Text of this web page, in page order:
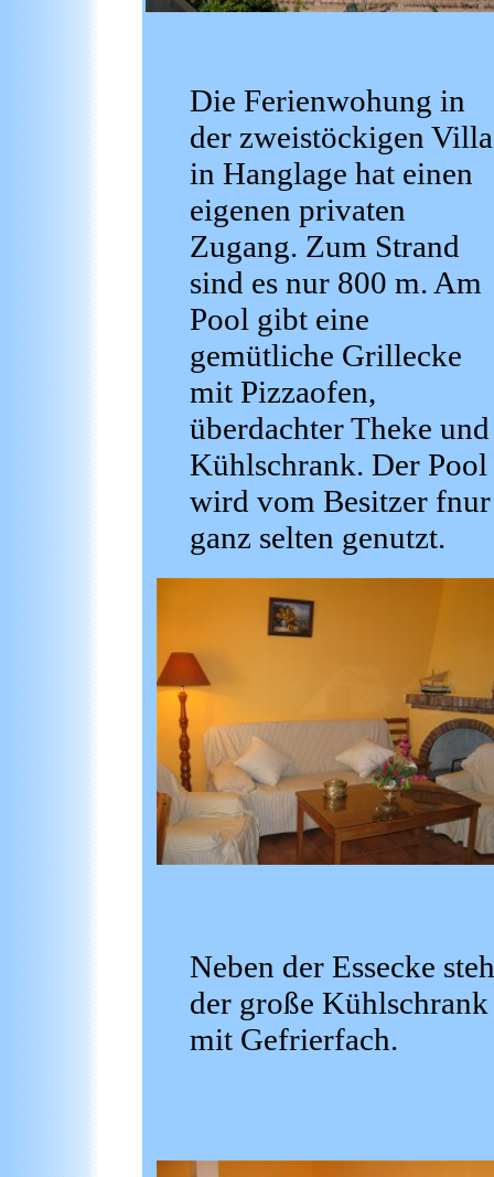
Die Ferienwohung in
der zweistöckigen Villa
in Hanglage hat einen
eigenen privaten
Zugang. Zum Strand
sind es nur 800 m. Am
Pool gibt eine
gemütliche Grillecke
mit Pizzaofen,
überdachter Theke und
Kühlschrank. Der Pool
wird vom Besitzer fnur
ganz selten genutzt.
Neben der Essecke
der große Kühlschrank
mit Gefrierfach.